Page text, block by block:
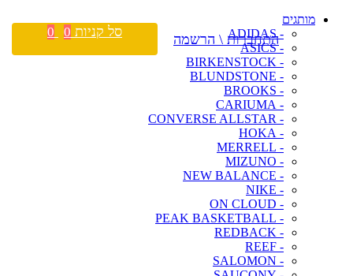
מותגים
- ADIDAS
- ASICS
- BIRKENSTOCK
- BLUNDSTONE
- BROOKS
- CARIUMA
- CONVERSE ALLSTAR
- HOKA
- MERRELL
- MIZUNO
- NEW BALANCE
- NIKE
- ON CLOUD
- PEAK BASKETBALL
- REDBACK
- REEF
- SALOMON
התחברות \ הרשמה סל קניות 0
0